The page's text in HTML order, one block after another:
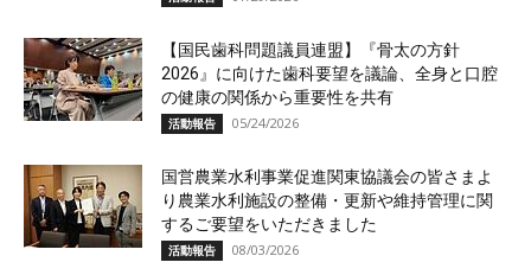
【国民歯科問題議員連盟】『骨太の方針
2026』に向けた歯科要望を議論、全身と口腔
の健康の関係から重要性を共有
活動報告 05/24/2026
国営農業水利事業促進関東協議会の皆さまよ
り農業水利施設の整備・更新や維持管理に関
するご要望をいただきました
活動報告 08/03/2026